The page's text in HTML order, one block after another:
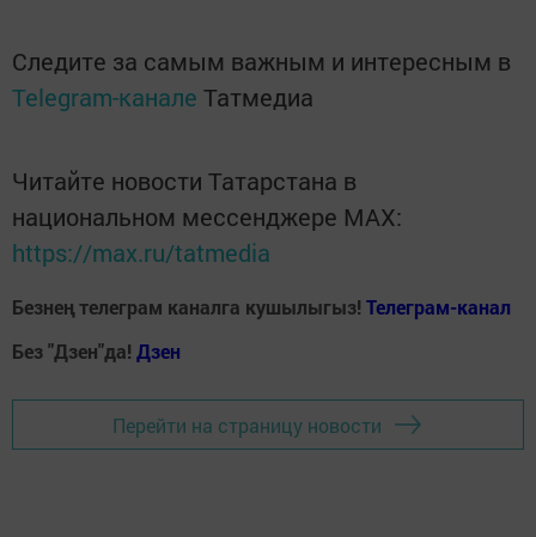
Следите за самым важным и интересным в
Telegram-канале Татмедиа
Читайте новости Татарстана в
национальном мессенджере MАХ:
https://max.ru/tatmedia
Безнең телеграм каналга кушылыгыз! Телеграм-канал
Без "Дзен"да! Дзен
Перейти на страницу новости